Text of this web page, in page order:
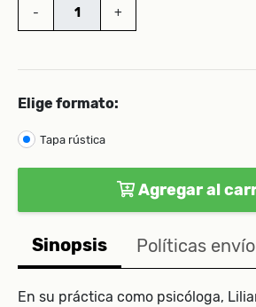
- +
Elige formato:
Tapa rústica
Agregar al
Sinopsis Políticas envío
En su práctica como psicóloga,